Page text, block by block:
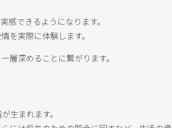
感できるようになります。
を実際に体験します。
層深めることに繋がります。
生まれます。